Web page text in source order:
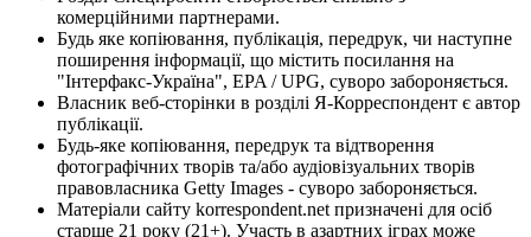
комерційними партнерами.
Будь яке копіювання, публікація, передрук, чи наступне
поширення інформації, що містить посилання на
"Інтерфакс-Україна", EPA / UPG, суворо забороняється.
Власник веб-сторінки в розділі Я-Корреспондент є автор
публікації.
Будь-яке копіювання, передрук та відтворення
фотографічних творів та/або аудіовізуальних творів
правовласника Getty Images - суворо забороняється.
Матеріали сайту korrespondent.net призначені для осіб
старше 21 року (21+). Участь в азартних іграх може